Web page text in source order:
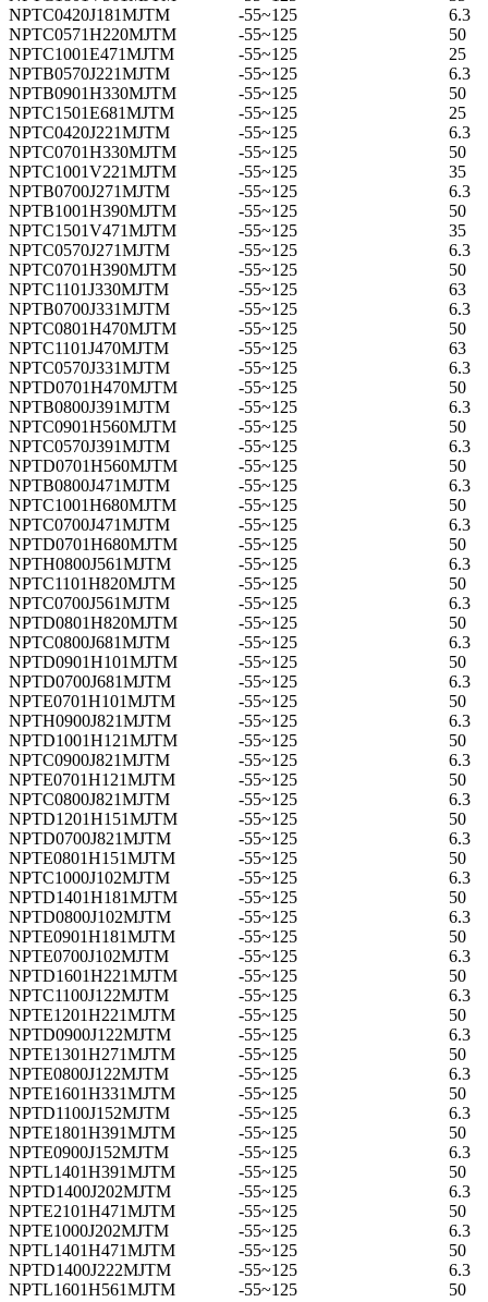
NPTC0420J181MJTM
-55~125
6.3
NPTC0571H220MJTM
-55~125
50
NPTC1001E471MJTM
-55~125
25
NPTB0570J221MJTM
-55~125
6.3
NPTB0901H330MJTM
-55~125
50
NPTC1501E681MJTM
-55~125
25
NPTC0420J221MJTM
-55~125
6.3
NPTC0701H330MJTM
-55~125
50
NPTC1001V221MJTM
-55~125
35
NPTB0700J271MJTM
-55~125
6.3
NPTB1001H390MJTM
-55~125
50
NPTC1501V471MJTM
-55~125
35
NPTC0570J271MJTM
-55~125
6.3
NPTC0701H390MJTM
-55~125
50
NPTC1101J330MJTM
-55~125
63
NPTB0700J331MJTM
-55~125
6.3
NPTC0801H470MJTM
-55~125
50
NPTC1101J470MJTM
-55~125
63
NPTC0570J331MJTM
-55~125
6.3
NPTD0701H470MJTM
-55~125
50
NPTB0800J391MJTM
-55~125
6.3
NPTC0901H560MJTM
-55~125
50
NPTC0570J391MJTM
-55~125
6.3
NPTD0701H560MJTM
-55~125
50
NPTB0800J471MJTM
-55~125
6.3
NPTC1001H680MJTM
-55~125
50
NPTC0700J471MJTM
-55~125
6.3
NPTD0701H680MJTM
-55~125
50
NPTH0800J561MJTM
-55~125
6.3
NPTC1101H820MJTM
-55~125
50
NPTC0700J561MJTM
-55~125
6.3
NPTD0801H820MJTM
-55~125
50
NPTC0800J681MJTM
-55~125
6.3
NPTD0901H101MJTM
-55~125
50
NPTD0700J681MJTM
-55~125
6.3
NPTE0701H101MJTM
-55~125
50
NPTH0900J821MJTM
-55~125
6.3
NPTD1001H121MJTM
-55~125
50
NPTC0900J821MJTM
-55~125
6.3
NPTE0701H121MJTM
-55~125
50
NPTC0800J821MJTM
-55~125
6.3
NPTD1201H151MJTM
-55~125
50
NPTD0700J821MJTM
-55~125
6.3
NPTE0801H151MJTM
-55~125
50
NPTC1000J102MJTM
-55~125
6.3
NPTD1401H181MJTM
-55~125
50
NPTD0800J102MJTM
-55~125
6.3
NPTE0901H181MJTM
-55~125
50
NPTE0700J102MJTM
-55~125
6.3
NPTD1601H221MJTM
-55~125
50
NPTC1100J122MJTM
-55~125
6.3
NPTE1201H221MJTM
-55~125
50
NPTD0900J122MJTM
-55~125
6.3
NPTE1301H271MJTM
-55~125
50
NPTE0800J122MJTM
-55~125
6.3
NPTE1601H331MJTM
-55~125
50
NPTD1100J152MJTM
-55~125
6.3
NPTE1801H391MJTM
-55~125
50
NPTE0900J152MJTM
-55~125
6.3
NPTL1401H391MJTM
-55~125
50
NPTD1400J202MJTM
-55~125
6.3
NPTE2101H471MJTM
-55~125
50
NPTE1000J202MJTM
-55~125
6.3
NPTL1401H471MJTM
-55~125
50
NPTD1400J222MJTM
-55~125
6.3
NPTL1601H561MJTM
-55~125
50